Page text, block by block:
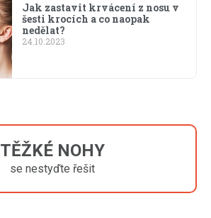
Jak zastavit krvácení z nosu v
šesti krocích a co naopak
nedělat?
24.10.2023
TĚŽKÉ NOHY
se nestyďte řešit